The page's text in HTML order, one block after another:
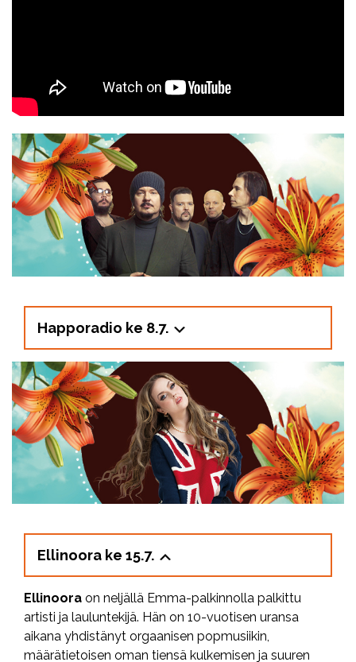
Happoradio ke 8.7.
Ellinoora ke 15.7.
Ellinoora on neljällä Emma-palkinnolla palkittu
artisti ja lauluntekijä. Hän on 10-vuotisen uransa
aikana yhdistänyt orgaanisen popmusiikin,
määrätietoisen oman tiensä kulkemisen ja suuren